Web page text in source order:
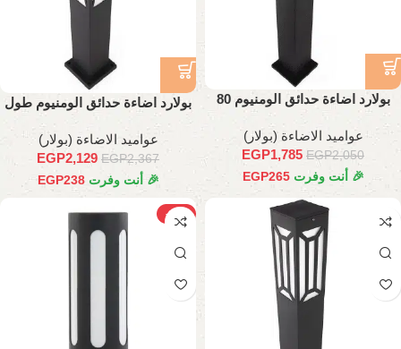
بولارد اضاءة حدائق الومنيوم 80
عواميد الاضاءة (بولار)
EGP2,050
EGP1,785
🎉 أنت وفرت EGP265
بولارد اضاءة حدائق الومنيوم طول
عواميد الاضاءة (بولار)
EGP2,367
EGP2,129
🎉 أنت وفرت EGP238
-15%